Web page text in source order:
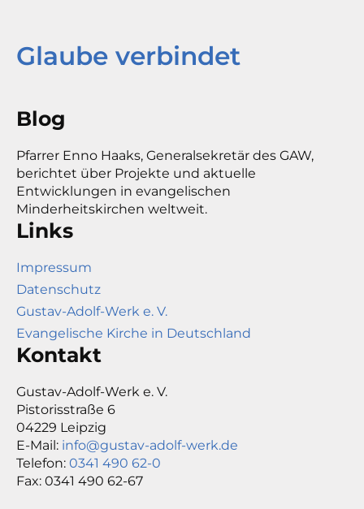
Glaube verbindet
Blog
Pfarrer Enno Haaks, Generalsekretär des GAW,
berichtet über Projekte und aktuelle
Entwicklungen in evangelischen
Minderheitskirchen weltweit.
Links
Impressum
Datenschutz
Gustav-Adolf-Werk e. V.
Evangelische Kirche in Deutschland
Kontakt
Gustav-Adolf-Werk e. V.
Pistorisstraße 6
04229 Leipzig
E-Mail: info@gustav-adolf-werk.de
Telefon: 0341 490 62-0
Fax: 0341 490 62-67